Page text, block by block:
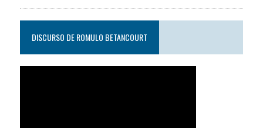
DISCURSO DE ROMULO BETANCOURT